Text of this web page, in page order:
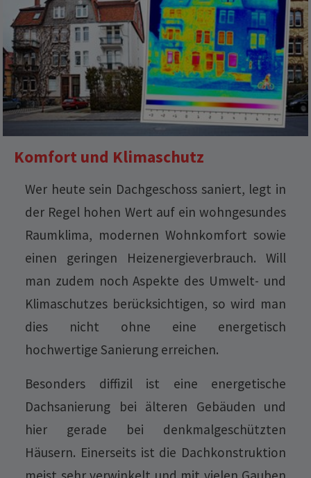
Komfort und Klimaschutz
Wer heute sein Dachgeschoss saniert, legt in
der Regel hohen Wert auf ein wohngesundes
Raumklima, modernen Wohnkomfort sowie
einen geringen Heizenergieverbrauch. Will
man zudem noch Aspekte des Umwelt- und
Klimaschutzes berücksichtigen, so wird man
dies nicht ohne eine energetisch
hochwertige Sanierung erreichen.
Besonders diffizil ist eine energetische
Dachsanierung bei älteren Gebäuden und
hier gerade bei denkmalgeschützten
Häusern. Einerseits ist die Dachkonstruktion